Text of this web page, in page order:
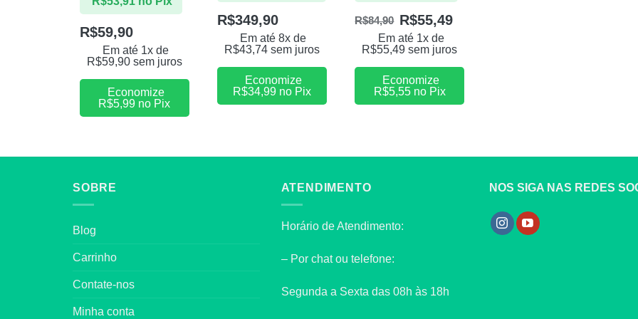
R$59,90
Em até 1x de
R$59,90sem juros
Economize
R$5,99 no Pix
R$349,90
Em até 8x de
R$43,74sem juros
Economize
R$34,99no Pix
R$84,90 R$55,49
Em até 1x de
R$55,49 sem juros
Economize
R$5,55no Pix
SOBRE
Blog
Carrinho
Contate-nos
Minha conta
ATENDIMENTO
Horário de Atendimento:
– Por chat ou telefone:
Segunda a Sexta das 08h às 18h
NOS SIGA NAS REDES